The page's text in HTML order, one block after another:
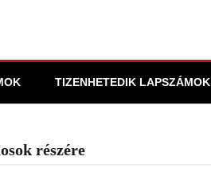
TIZENHETEDIK LAPSZÁMOK
részére